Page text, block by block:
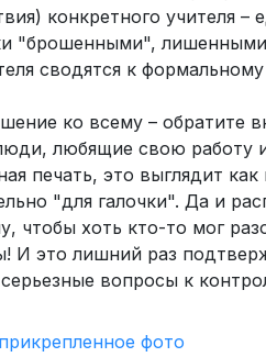
конкретного учителя
"брошенными", лишенными
сводятся к
ко всему – обратите
любящие свою работу и
печать, это выглядит
"для галочки". Да и
чтобы хоть кто-то мог
И это лишний раз
вопросы к
фото